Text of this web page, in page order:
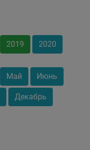
2019 2020
Май Июнь
Декабрь